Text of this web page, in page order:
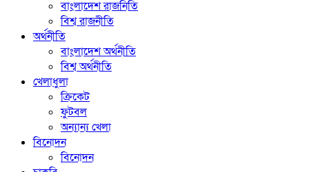
বাংলাদেশ রাজনিতি
বিশ্ব রাজনীতি
অর্থনীতি
বাংলাদেশ অর্থনীতি
বিশ্ব অর্থনীতি
খেলাধুলা
ক্রিকেট
ফুটবল
অন্যান্য খেলা
বিনোদন
বিনোদন